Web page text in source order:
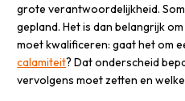
grote verantwoordelijkheid.
gepland. Het is dan belangrijk
moet kwalificeren: gaat het om
calamiteit? Dat onderscheid
vervolgens moet zetten en